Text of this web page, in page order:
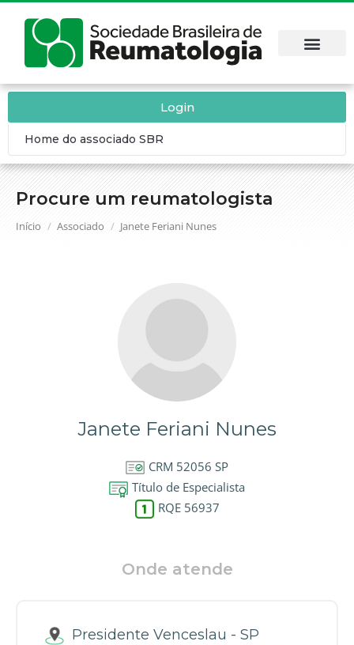
Procure um reumatologista
Você está aqui:
Início Associado Janete Feriani Nunes
Login
Home do associado SBR
Janete Feriani Nunes
CRM 52056 SP
Título de Especialista
RQE 56937
Onde atende
Presidente Venceslau - SP